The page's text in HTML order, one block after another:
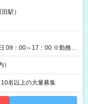
休憩1時間） 時給1,300円
の役割により時給＋100
（休憩なし） 時給1,300
円＋交通費 【試用期
駅）
09：00～17：00 ※勤務時
名以上の大量募集